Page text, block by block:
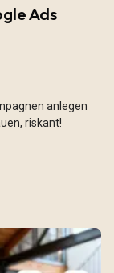
Ads
anlegen
riskant!